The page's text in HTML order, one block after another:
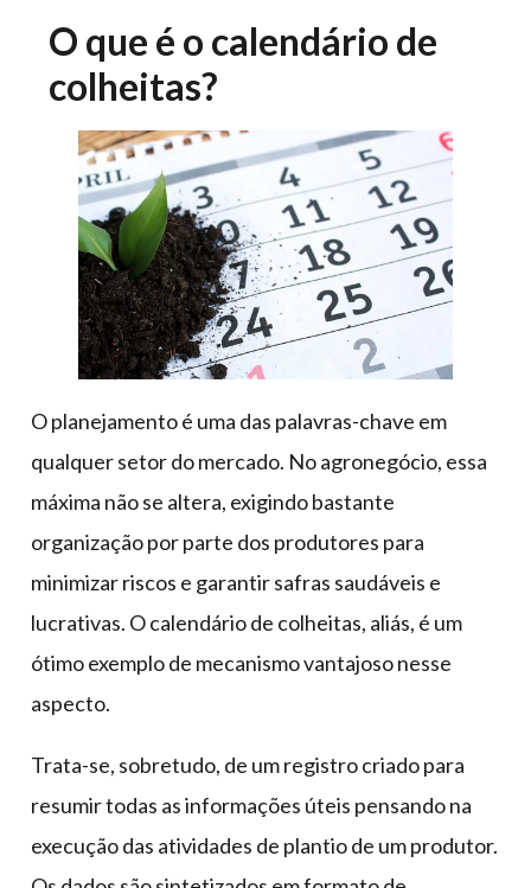
O que é o calendário de
colheitas?
O planejamento é uma das palavras-chave em
qualquer setor do mercado. No agronegócio, essa
máxima não se altera, exigindo bastante
organização por parte dos produtores para
minimizar riscos e garantir safras saudáveis e
lucrativas. O calendário de colheitas, aliás, é um
ótimo exemplo de mecanismo vantajoso nesse
aspecto.
Trata-se, sobretudo, de um registro criado para
resumir todas as informações úteis pensando na
execução das atividades de plantio de um produtor.